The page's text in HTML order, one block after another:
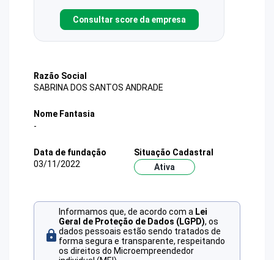
Consultar score da empresa
Razão Social
SABRINA DOS SANTOS ANDRADE
Nome Fantasia
-
Data de fundação
03/11/2022
Situação Cadastral
Ativa
Informamos que, de acordo com a Lei
Geral de Proteção de Dados (LGPD), os
dados pessoais estão sendo tratados de
forma segura e transparente, respeitando
os direitos do Microempreendedor